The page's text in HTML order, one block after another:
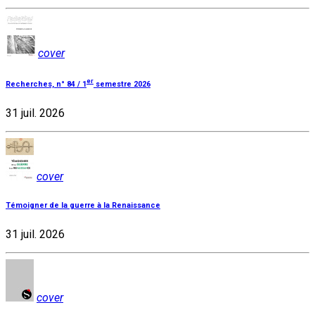
cover
Recherches, n° 84 / 1er semestre 2026
31 juil. 2026
cover
Témoigner de la guerre à la Renaissance
31 juil. 2026
cover